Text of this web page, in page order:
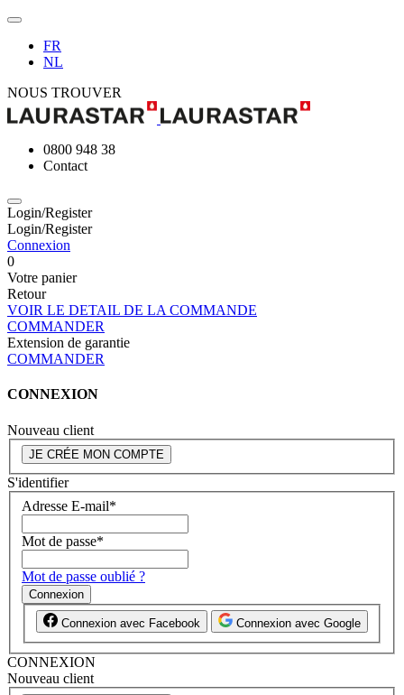
FR
NL
NOUS TROUVER
0800 948 38
Contact
Login/Register
Login/Register
Connexion
0
Votre panier
Retour
VOIR LE DETAIL DE LA COMMANDE
COMMANDER
Extension de garantie
COMMANDER
CONNEXION
Nouveau client
JE CRÉE MON COMPTE
S'identifier
Adresse E-mail*
Mot de passe*
Mot de passe oublié ?
Connexion
Connexion avec Facebook Connexion avec Google
CONNEXION
Nouveau client